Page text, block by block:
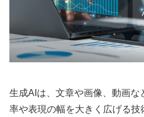
生成AIは、文章や画像、動画な
率や表現の幅を大きく広げる技